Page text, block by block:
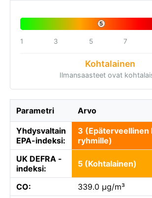
5
1 3 5 7
Kohtalainen
Ilmansaasteet ovat
Parametri Arvo
Yhdysvaltain
EPA-indeksi:
3 (Epäterveellinen
ryhmille)
UK DEFRA -
indeksi:
5 (Kohtalainen)
CO:
339.0 µg/m³